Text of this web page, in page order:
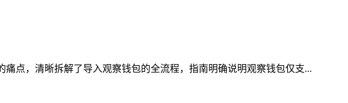
点，清晰拆解了导入观察钱包的全流程，指南明确说明观察钱包仅支...